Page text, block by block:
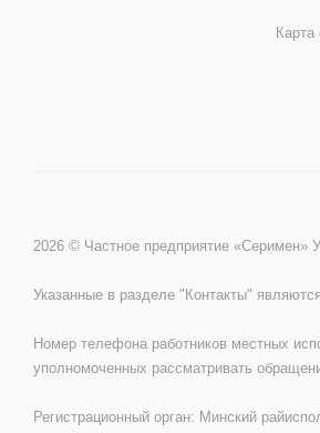
Карта
2026 © Частное предприятие «Серимен»
Указанные в разделе "Контакты"
Номер телефона работников местных
уполномоченных рассматривать
Регистрационный орган: Минский